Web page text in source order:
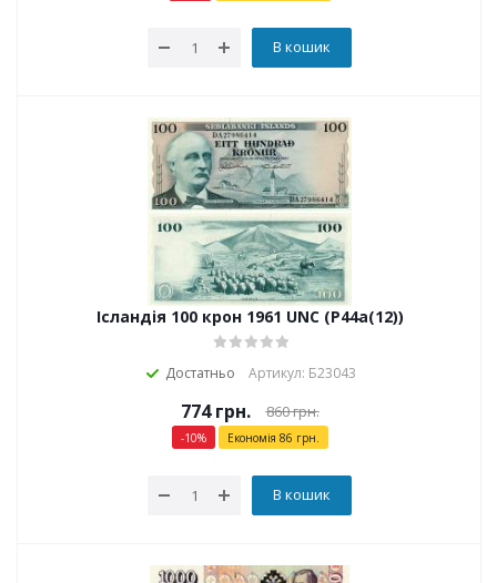
В кошик
Ісландія 100 крон 1961 UNC (P44a(12))
Достатньо Артикул: Б23043
774грн. 860грн.
-10% Економія 86 грн.
В кошик